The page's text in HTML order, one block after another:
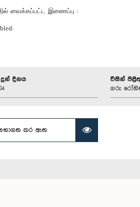
வைக்கப்பட்ட இணைப்பு :
දිනය
විසින්
ගරු
කර ඇත